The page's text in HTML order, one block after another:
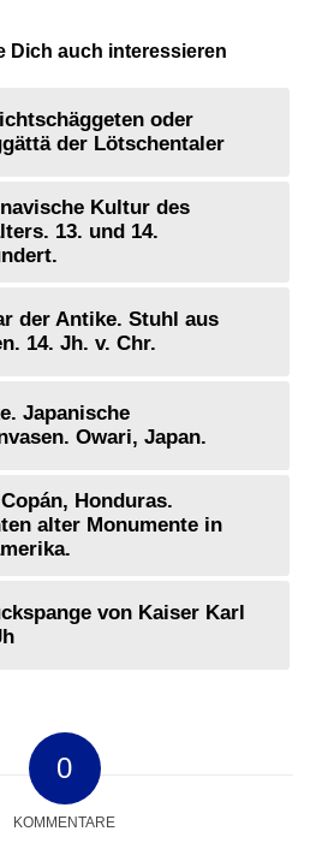
Dich auch interessieren
oder
der Lötschentaler
Kultur des
13. und 14.
der Antike. Stuhl aus
14. Jh. v. Chr.
Japanische
Owari, Japan.
Honduras.
alter Monumente in
von Kaiser Karl
0
KOMMENTARE